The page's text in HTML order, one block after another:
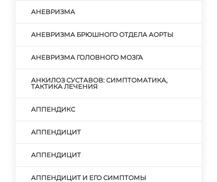
АНЕВРИЗМА
АНЕВРИЗМА БРЮШНОГО ОТДЕЛА АОРТЫ
АНЕВРИЗМА ГОЛОВНОГО МОЗГА
АНКИЛОЗ СУСТАВОВ: СИМПТОМАТИКА,
ТАКТИКА ЛЕЧЕНИЯ
АППЕНДИКС
АППЕНДИЦИТ
АППЕНДИЦИТ
АППЕНДИЦИТ И ЕГО СИМПТОМЫ